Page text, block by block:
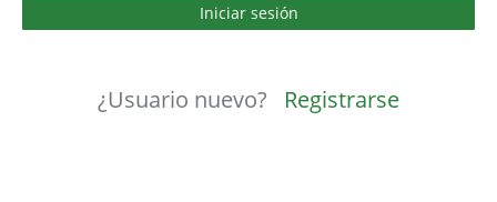
¿Usuario nuevo? Registrarse